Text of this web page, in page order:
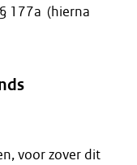
177a (hierna
voor zover dit